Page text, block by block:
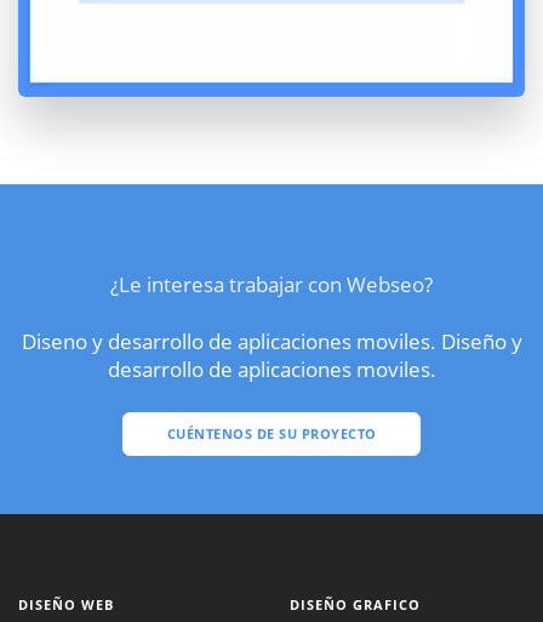
¿Le interesa trabajar con Webseo?
Diseno y desarrollo de aplicaciones moviles. Diseño y
desarrollo de aplicaciones moviles.
CUÉNTENOS DE SU PROYECTO
DISEÑO WEB DISEÑO GRAFICO